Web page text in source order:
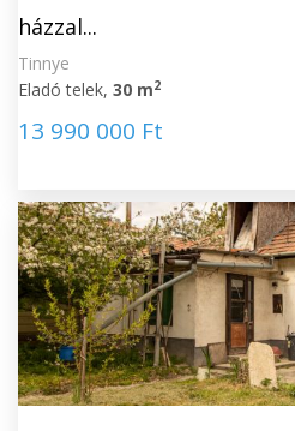
házzal...
Tinnye
Eladó telek, 30 m2
13 990 000 Ft